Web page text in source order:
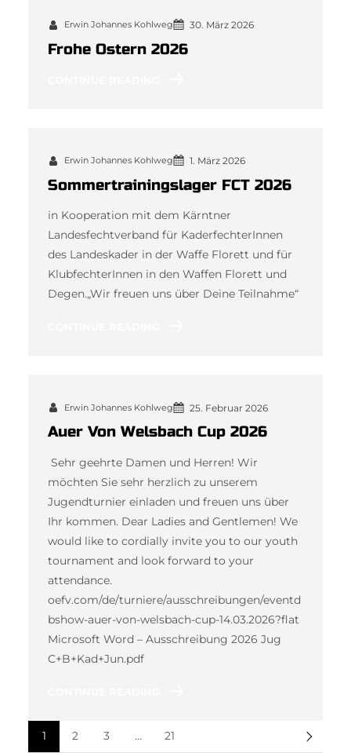
Erwin Johannes Kohlweg 30. März 2026
Frohe Ostern 2026
Erwin Johannes Kohlweg 1. März 2026
Sommertrainingslager FCT 2026
in Kooperation mit dem Kärntner
Landesfechtverband für KaderfechterInnen
des Landeskader in der Waffe Florett und für
KlubfechterInnen in den Waffen Florett und
Degen.„Wir freuen uns über Deine Teilnahme“
Erwin Johannes Kohlweg 25. Februar 2026
Auer Von Welsbach Cup 2026
Sehr geehrte Damen und Herren! Wir
möchten Sie sehr herzlich zu unserem
Jugendturnier einladen und freuen uns über
Ihr kommen. Dear Ladies and Gentlemen! We
would like to cordially invite you to our youth
tournament and look forward to your
attendance.
oefv.com/de/turniere/ausschreibungen/eventd
bshow-auer-von-welsbach-cup-14.03.2026?flat
Microsoft Word – Ausschreibung 2026 Jug
C+B+Kad+Jun.pdf
1 2 3 … 21